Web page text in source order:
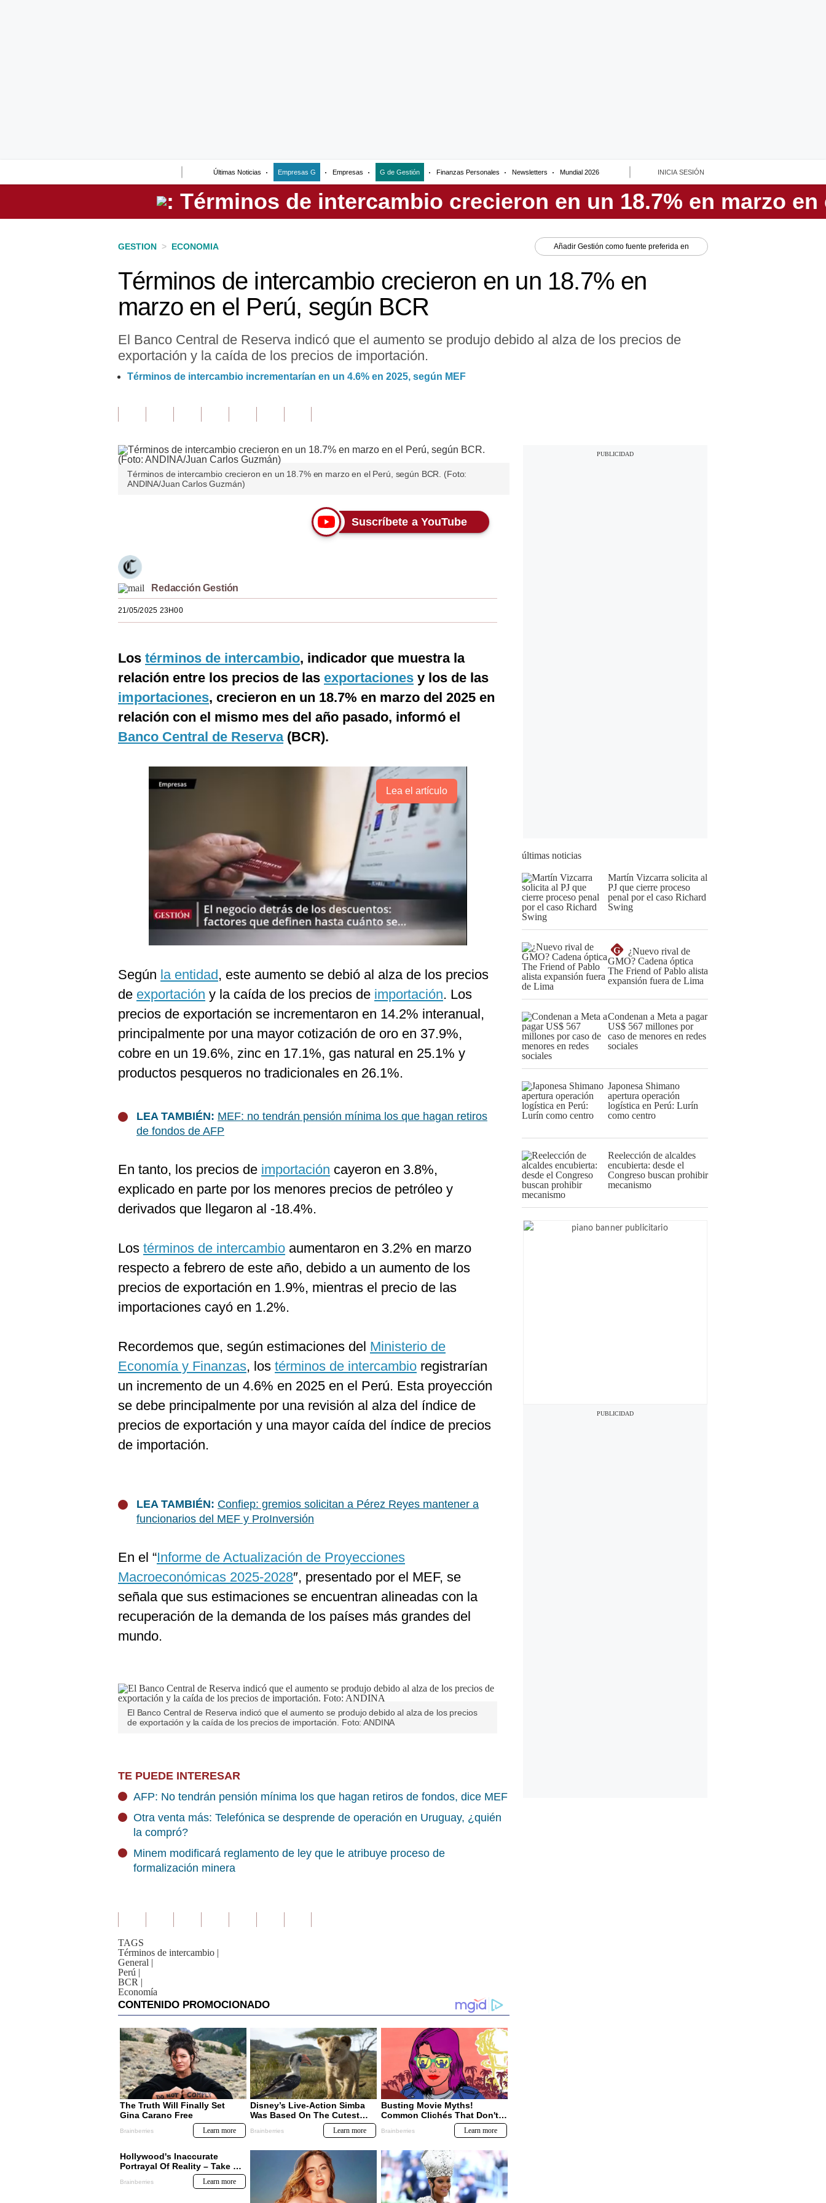
Últimas Noticias Empresas G Empresas G de Gestión Finanzas Personales Newsletters Mundial 2026 INICIA SESIÓN
Perú
GESTION > ECONOMIA Añadir Gestión como fuente preferida en
Términos de intercambio crecieron en un 18.7% en
marzo en el Perú, según BCR
El Banco Central de Reserva indicó que el aumento se produjo debido al alza de los precios de
exportación y la caída de los precios de importación.
Términos de intercambio incrementarían en un 4.6% en 2025, según MEF
Términos de intercambio crecieron en un 18.7% en marzo en el Perú, según BCR. (Foto:
ANDINA/Juan Carlos Guzmán)
Suscríbete a YouTube
Redacción Gestión
21/05/2025 23H00
Los términos de intercambio, indicador que muestra la
relación entre los precios de las exportaciones y los de las
importaciones, crecieron en un 18.7% en marzo del 2025 en
relación con el mismo mes del año pasado, informó el
Banco Central de Reserva(BCR).
Lea el artículo
Según la entidad, este aumento se debió al alza de los precios
de exportación y la caída de los precios de importación. Los
precios de exportación se incrementaron en 14.2% interanual,
principalmente por una mayor cotización de oro en 37.9%,
cobre en un 19.6%, zinc en 17.1%, gas natural en 25.1% y
productos pesqueros no tradicionales en 26.1%.
LEA TAMBIÉN: MEF: no tendrán pensión mínima los que hagan retiros
de fondos de AFP
En tanto, los precios de importación cayeron en 3.8%,
explicado en parte por los menores precios de petróleo y
derivados que llegaron al -18.4%.
Los términos de intercambio aumentaron en 3.2% en marzo
respecto a febrero de este año, debido a un aumento de los
precios de exportación en 1.9%, mientras el precio de las
importaciones cayó en 1.2%.
Recordemos que, según estimaciones del Ministerio de
Economía y Finanzas, los términos de intercambio registrarían
un incremento de un 4.6% en 2025 en el Perú. Esta proyección
se debe principalmente por una revisión al alza del índice de
precios de exportación y una mayor caída del índice de precios
de importación.
LEA TAMBIÉN: Confiep: gremios solicitan a Pérez Reyes mantener a
funcionarios del MEF y ProInversión
En el “Informe de Actualización de Proyecciones
Macroeconómicas 2025-2028″, presentado por el MEF, se
señala que sus estimaciones se encuentran alineadas con la
recuperación de la demanda de los países más grandes del
mundo.
El Banco Central de Reserva indicó que el aumento se produjo debido al alza de los precios
de exportación y la caída de los precios de importación. Foto: ANDINA
TE PUEDE INTERESAR
AFP: No tendrán pensión mínima los que hagan retiros de fondos, dice MEF
Otra venta más: Telefónica se desprende de operación en Uruguay, ¿quién
la compró?
Minem modificará reglamento de ley que le atribuye proceso de
formalización minera
TAGS
Términos de intercambio |
General |
Perú |
BCR |
Economía
últimas noticias
Martín Vizcarra solicita al
PJ que cierre proceso
penal por el caso Richard
Swing
G
¿Nuevo rival de
GMO? Cadena óptica
The Friend of Pablo alista
expansión fuera de Lima
Condenan a Meta a pagar
US$ 567 millones por
caso de menores en redes
sociales
Japonesa Shimano
apertura operación
logística en Perú: Lurín
como centro
Reelección de alcaldes
encubierta: desde el
Congreso buscan prohibir
mecanismo